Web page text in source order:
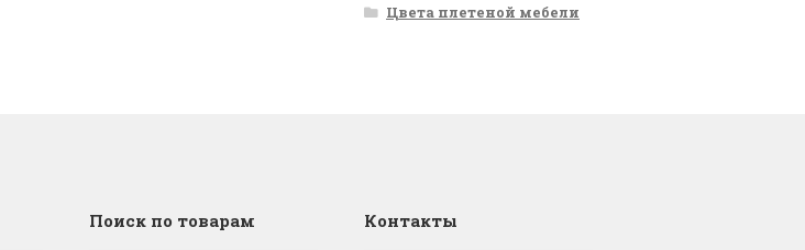
Цвета плетеной мебели
Поиск по товарам Контакты